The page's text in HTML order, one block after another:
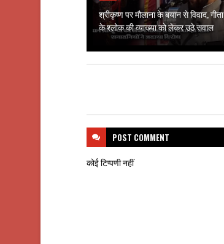
श्रीकृष्ण पर मौलाना के बयान से विवाद, गीता
के श्लोक की व्याख्या को लेकर उठे सवाल
POST COMMENT
कोई टिप्पणी नहीं